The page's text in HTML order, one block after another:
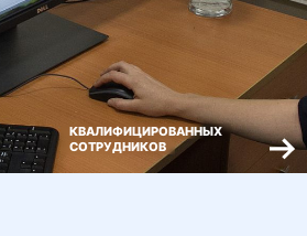
КВАЛИФИЦИРОВАННЫХ
СОТРУДНИКОВ